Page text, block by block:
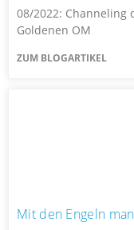
08/2022: Channeling
Goldenen OM
ZUM BLOGARTIKEL
Mit den Engeln